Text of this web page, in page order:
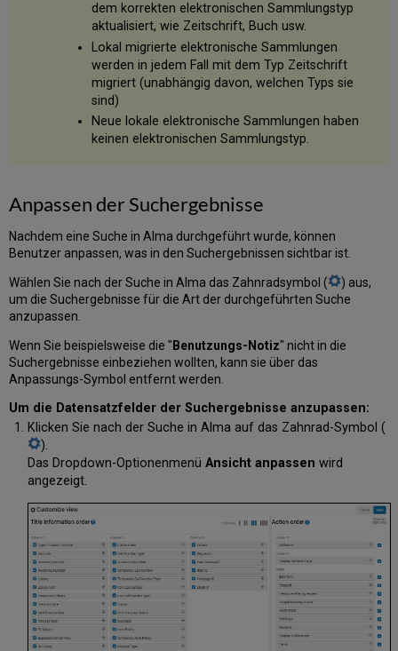
dem korrekten elektronischen Sammlungstyp
aktualisiert, wie Zeitschrift, Buch usw.
Lokal migrierte elektronische Sammlungen
werden in jedem Fall mit dem Typ Zeitschrift
migriert (unabhängig davon, welchen Typs sie
sind)
Neue lokale elektronische Sammlungen haben
keinen elektronischen Sammlungstyp.
Anpassen der Suchergebnisse
Nachdem eine Suche in Alma durchgeführt wurde, können
Benutzer anpassen, was in den Suchergebnissen sichtbar ist.
Wählen Sie nach der Suche in Alma das Zahnradsymbol (
) aus,
um die Suchergebnisse für die Art der durchgeführten Suche
anzupassen.
Wenn Sie beispielsweise die " Benutzungs-Notiz" nicht in die
Suchergebnisse einbeziehen wollten, kann sie über das
Anpassungs-Symbol entfernt werden.
Um die Datensatzfelder der Suchergebnisse anzupassen:
Klicken Sie nach der Suche in Alma auf das Zahnrad-Symbol (
).
Das Dropdown-Optionenmenü Ansicht anpassen wird
angezeigt.